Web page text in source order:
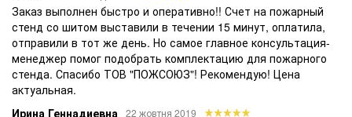
Заказ выполнен быстро и оперативно!! Счет на пожарный
стенд со шитом выставили в течении 15 минут, оплатила,
отправили в тот же день. Но самое главное консультация-
менеджер помог подобрать комплектацию для пожарного
стенда. Спасибо ТОВ "ПОЖСОЮЗ"! Рекомендую! Цена
актуальная.
Ирина Геннадиевна
22 жовтня 2019